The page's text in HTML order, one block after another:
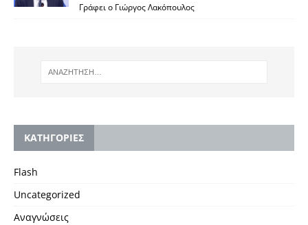
Γράφει ο Γιώργος Λακόπουλος
KΑΤΗΓΟΡΙΕΣ
Flash
Uncategorized
Αναγνώσεις